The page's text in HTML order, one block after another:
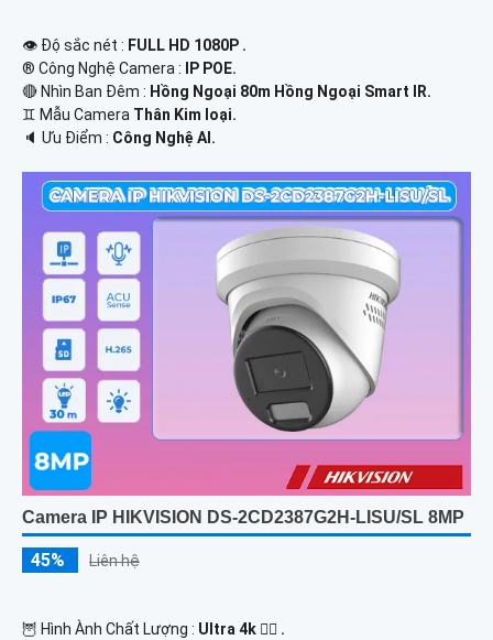
👁 Độ sắc nét : FULL HD 1080P .
®️ Công Nghệ Camera :
IP POE.
🔴 Nhìn Ban Đêm : Hồng Ngoại 80m Hồng Ngoại Smart IR.
♊ Mẫu Camera Thân Kim loại.
️🔈 Ưu Điểm : Công Nghệ AI.
Camera IP HIKVISION DS-2CD2387G2H-LISU/SL 8MP
45% Liên hệ
🦉 Hình Ành Chất Lượng : Ultra 4k 👍🏾 .